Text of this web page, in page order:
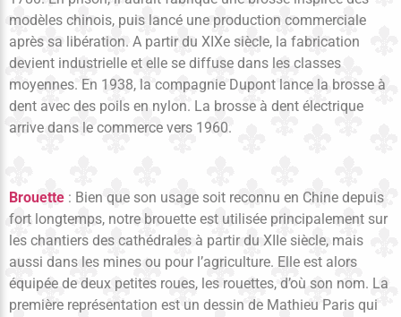
modèles chinois, puis lancé une production commerciale
après sa libération. A partir du XIXe siècle, la fabrication
devient industrielle et elle se diffuse dans les classes
moyennes. En 1938, la compagnie Dupont lance la brosse à
dent avec des poils en nylon. La brosse à dent électrique
arrive dans le commerce vers 1960.
Brouette : Bien que son usage soit reconnu en Chine depuis
fort longtemps, notre brouette est utilisée principalement sur
les chantiers des cathédrales à partir du XIIe siècle, mais
aussi dans les mines ou pour l’agriculture. Elle est alors
équipée de deux petites roues, les rouettes, d’où son nom. La
première représentation est un dessin de Mathieu Paris qui